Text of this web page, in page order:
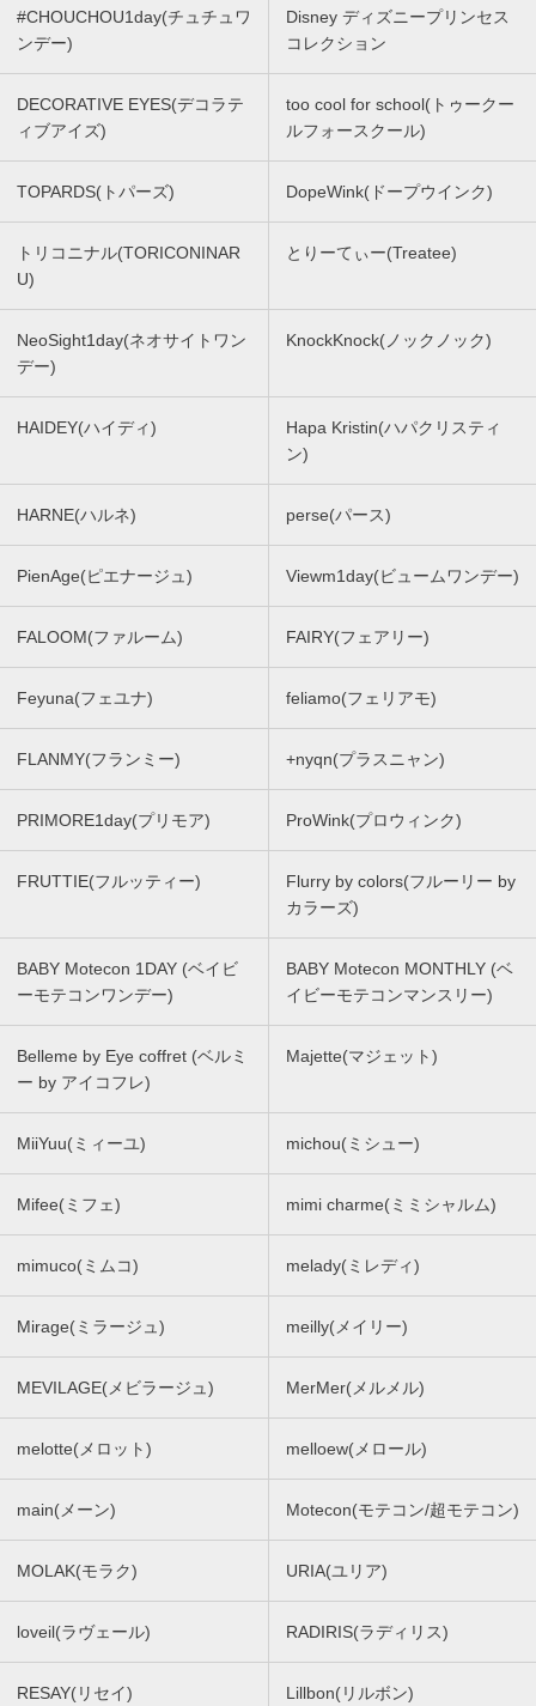
#CHOUCHOU1day(チュチュワ
ンデー)
Disney ディズニープリンセス
コレクション
DECORATIVE EYES(デコラテ
ィブアイズ)
too cool for school(トゥークー
ルフォースクール)
TOPARDS(トパーズ) DopeWink(ドープウインク)
トリコニナル(TORICONINAR
U)
とりーてぃー(Treatee)
NeoSight1day(ネオサイトワン
デー)
KnockKnock(ノックノック)
HAIDEY(ハイディ)
Hapa Kristin(ハパクリスティ
ン)
HARNE(ハルネ) perse(パース)
PienAge(ピエナージュ) Viewm1day(ビュームワンデー)
FALOOM(ファルーム) FAIRY(フェアリー)
Feyuna(フェユナ) feliamo(フェリアモ)
FLANMY(フランミー) +nyqn(プラスニャン)
PRIMORE1day(プリモア) ProWink(プロウィンク)
FRUTTIE(フルッティー)
Flurry by colors(フルーリー by
カラーズ)
BABY Motecon 1DAY (ベイビ
ーモテコンワンデー)
BABY Motecon MONTHLY (ベ
イビーモテコンマンスリー)
Belleme by Eye coffret (ベルミ
ー by アイコフレ)
Majette(マジェット)
MiiYuu(ミィーユ) michou(ミシュー)
Mifee(ミフェ) mimi charme(ミミシャルム)
mimuco(ミムコ) melady(ミレディ)
Mirage(ミラージュ) meilly(メイリー)
MEVILAGE(メビラージュ) MerMer(メルメル)
melotte(メロット) melloew(メロール)
main(メーン) Motecon(モテコン/超モテコン)
MOLAK(モラク) URIA(ユリア)
loveil(ラヴェール) RADIRIS(ラディリス)
RESAY(リセイ) Lillbon(リルボン)